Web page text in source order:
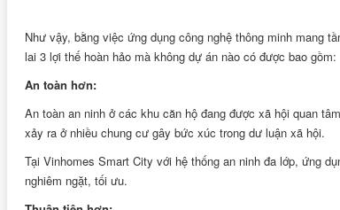
Như vậy, bằng việc ứng dụng công nghệ thông minh mang
lai 3 lợi thế hoàn hảo mà không dự án nào có được bao gồm:
An toàn hơn:
An toàn an ninh ở các khu căn hộ đang được xã hội quan
xảy ra ở nhiều chung cư gây bức xúc trong dư luận xã hội.
Tại Vinhomes Smart City với hệ thống an ninh đa lớp, ứng
nghiêm ngặt, tối ưu.